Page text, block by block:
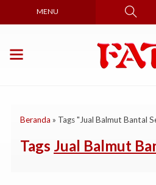
MENU
Beranda » Tags "Jual Balmut Bantal
Tags Jual Balmut